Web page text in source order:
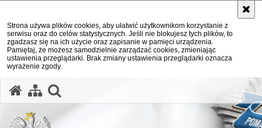
Strona używa plików cookies, aby ułatwić użytkownikom korzystanie z
serwisu oraz do celów statystycznych. Jeśli nie blokujesz tych plików, to
zgadzasz się na ich użycie oraz zapisanie w pamięci urządzenia.
Pamiętaj, że możesz samodzielnie zarządzać cookies, zmieniając
ustawienia przeglądarki. Brak zmiany ustawienia przeglądarki oznacza
wyrażenie zgody.